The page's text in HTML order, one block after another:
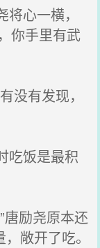
心一横，
你手里有武
没有发现，
吃饭是最积
励尧原本还
敞开了吃。